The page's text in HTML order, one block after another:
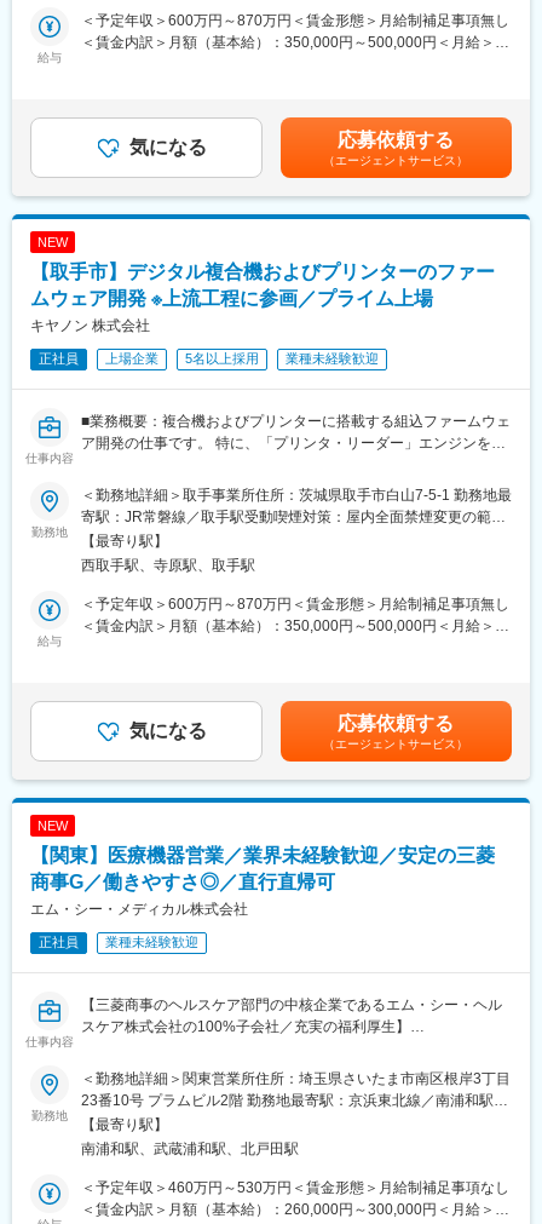
・製品本体の回路設計、評価業務
・製品に搭載するユニット（センサー、電源等含む）の回路設
・仕様構想立案など製品開発における上流から参画していただけ
るポジションになります。
・世界的に高いシェアを誇る製品も有しており今後も事業拡大を
ーザープリンター」。レーザープリンターにコピー、スキャン、
FAXなどの複合機能をプラスした「レーザー複合機」。メンテナ
ンスが簡単で無線LANやモバイル連携にも対応できることから、
います。
電子写真方式プリンタ製品は、オフィス・商業印刷向けの製品群
での高い市場シェアを持っています。
業印刷のプリントニーズに合わせて技術進化を続けてます。さら
なる技術進化を実現するため、チャレンジ精神旺盛な仲間に加わ
っていただける方を求めることになりました。
同社はイメージングのグローバルリーディングカンパニーとし
て、精密機器・電気機器の研究・開発・生産・販売・サービスを
カメラメーカーとしてスタートして以来、キヤノンはイメージン
グ技術をコアにプリンティング／イメージング／メディカル／イ
て事業成長を遂げております。25年には売上高4兆5000億円を目
変更の範囲：会社の定める業務
給与
＜予定年収＞600万円～870万円＜賃金形態＞月給制補足事項無し
＜賃金内訳＞月額（基本給）：350,000円～500,000円＜月給＞
あくまでも目安の金額であり、選考を通じて上下する可能性があ
ります。月給(月額)は固定手当を含めた表記です。
気になる 応募依頼する
（エージェントサービス）
NEW
【取手市】デジタル複合機およびプリンターのファー
ムウェア開発 ※上流工程に参画／プライム上場
キヤノン 株式会社
正社員 上場企業 5名以上採用 業種未経験歓迎
仕事内容
■業務概要：複合機およびプリンターに搭載する組込ファームウェ
ア開発の仕事です。 特に、「プリンタ・リーダー」エンジンを制
広く携わることがができます。
【業務詳細】
・新製品の仕様立案
・ファームウェア、 ミドルウェアの設計、開発、 検証
・MATLB/Simulinkを使ったソフトウェア検証環境構築
・ファームウェアのアーキテクチャ検討
・プロジェクト管理
■採用背景：
最先端のプリントヘッドを使って高精細な画像を描くインクジェ
ットプリンターや、信頼性の高い電子写真技術でオフィスに欠か
をぜひお待ちしています。
■複合機事業について：【世界シェアNo.1製品も有する同社根幹
コピー、プリント、スキャン、ファクスなど、オフィス内のあら
ィス内のＰＣや複合機同士が連携することにより、業務効率の向
上を実現します。
ルな情報セキュリティ機能も搭載。社内のネットワークやドキュ
メントを不正アクセス、情報漏えいといった脅威から守ります。
■同社の魅力：
プを揃えています。 製品に応じてB2B/B2Cの商流がありますの
で、プロフェッショナルユーザーから一般ユーザーまで幅広いお
勤務地
＜勤務地詳細＞取手事業所住所：茨城県取手市白山7-5-1 勤務地最
寄駅：JR常磐線／取手駅受動喫煙対策：屋内全面禁煙変更の範
囲：会社の定める事業所
【最寄り駅】
西取手駅、寺原駅、取手駅
給与
＜予定年収＞600万円～870万円＜賃金形態＞月給制補足事項無し
＜賃金内訳＞月額（基本給）：350,000円～500,000円＜月給＞
あくまでも目安の金額であり、選考を通じて上下する可能性があ
ります。月給(月額)は固定手当を含めた表記です。
気になる 応募依頼する
（エージェントサービス）
NEW
【関東】医療機器営業／業界未経験歓迎／安定の三菱
商事G／働きやすさ◎／直行直帰可
エム・シー・メディカル株式会社
正社員 業種未経験歓迎
仕事内容
【三菱商事のヘルスケア部門の中核企業であるエム・シー・ヘル
スケア株式会社の100%子会社／充実の福利厚生】
医療機器の営業担当として、当社が主に取り扱うカール・ストル
ツ社製の内視鏡関連機器をはじめとする製品の提案・販売をお任
せします。
■業務詳細：
担当エリア内の医療機関や代理店を訪問し、医師に対して製品の
ご提案を行うほか、以下のような幅広い業務に携わっていただき
ます。
勤務地
＜勤務地詳細＞関東営業所住所：埼玉県さいたま市南区根岸3丁目
23番10号 プラムビル2階 勤務地最寄駅：京浜東北線／南浦和駅受
動喫煙対策：屋内全面禁煙変更の範囲：会社の定める事業所
【最寄り駅】
南浦和駅、武蔵浦和駅、北戸田駅
＜予定年収＞460万円～530万円＜賃金形態＞月給制補足事項なし
＜賃金内訳＞月額（基本給）：260,000円～300,000円＜月給＞